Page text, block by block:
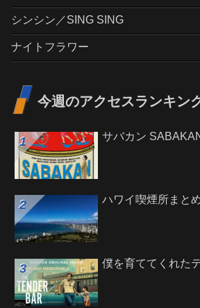
シンシン／SING SING
ナイトフラワー
今週のアクセスランキン
サバカン
ハワイ喫煙所まと
僕を育ててくれた